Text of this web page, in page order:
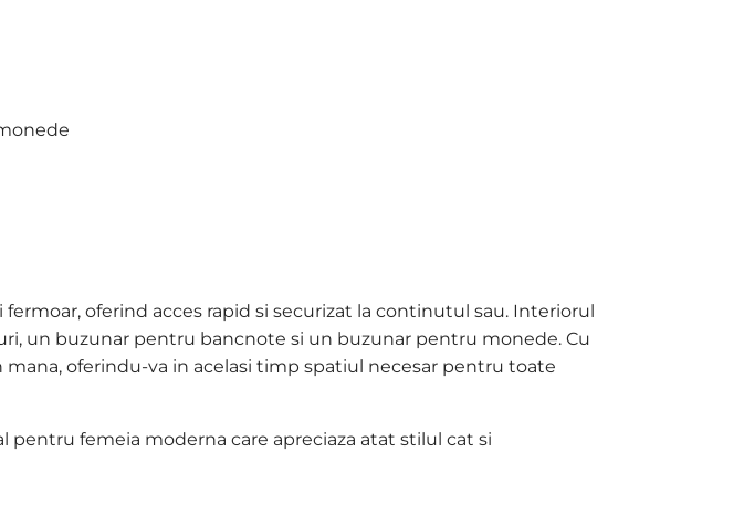
oferind acces rapid si securizat la continutul sau. Interiorul
un buzunar pentru bancnote si un buzunar pentru monede. Cu
oferindu-va in acelasi timp spatiul necesar pentru toate
femeia moderna care apreciaza atat stilul cat si